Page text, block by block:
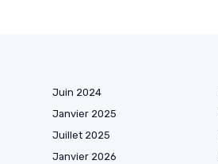
Juin 2024
Janvier 2025
Juillet 2025
Janvier 2026